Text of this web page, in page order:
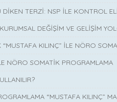
TERZİ: NSP İLE KONTROL
DEĞİŞİM VE GELİŞİM
“MUSTAFA KILINÇ” İLE NÖRO
NÖRO SOMATİK PROGRAMLAMA
“MUSTAFA KILINÇ”